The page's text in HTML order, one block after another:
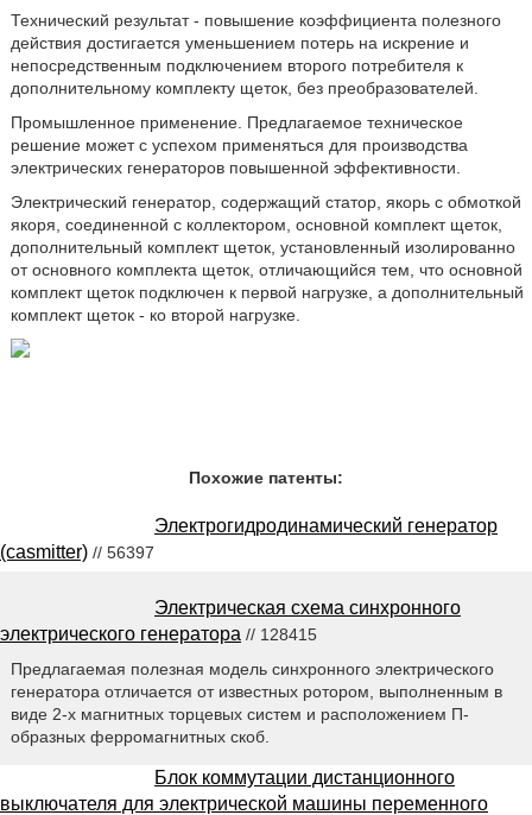
Технический результат - повышение коэффициента полезного
действия достигается уменьшением потерь на искрение и
непосредственным подключением второго потребителя к
дополнительному комплекту щеток, без преобразователей.
Промышленное применение. Предлагаемое техническое
решение может с успехом применяться для производства
электрических генераторов повышенной эффективности.
Электрический генератор, содержащий статор, якорь с обмоткой
якоря, соединенной с коллектором, основной комплект щеток,
дополнительный комплект щеток, установленный изолированно
от основного комплекта щеток, отличающийся тем, что основной
комплект щеток подключен к первой нагрузке, а дополнительный
комплект щеток - ко второй нагрузке.
Похожие патенты:
Электрогидродинамический генератор
(casmitter) // 56397
Электрическая схема синхронного
электрического генератора // 128415
Предлагаемая полезная модель синхронного электрического
генератора отличается от известных ротором, выполненным в
виде 2-х магнитных торцевых систем и расположением П-
образных ферромагнитных скоб.
Блок коммутации дистанционного
выключателя для электрической машины переменного